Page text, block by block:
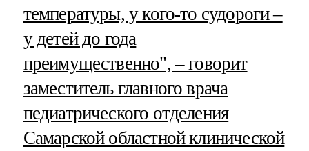
температуры, у кого-то судороги –
у детей до года
преимущественно", – говорит
заместитель главного врача
педиатрического отделения
Самарской областной клинической